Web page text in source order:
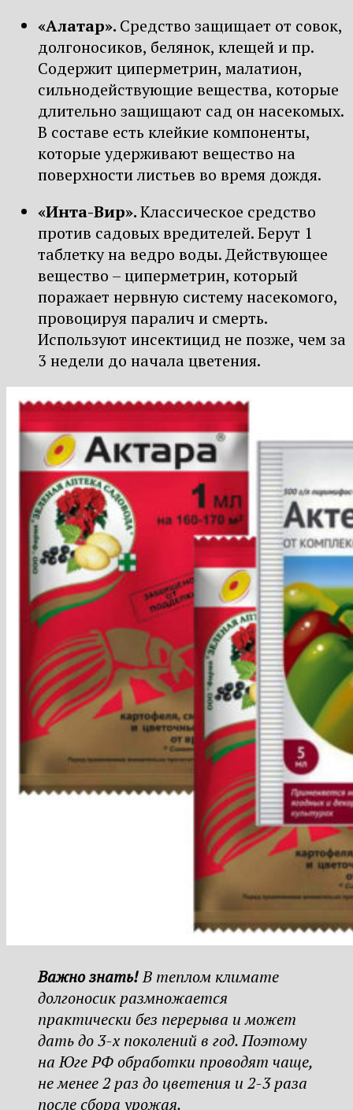
«Алатар». Средство защищает от совок,
долгоносиков, белянок, клещей и пр.
Содержит циперметрин, малатион,
сильнодействующие вещества, которые
длительно защищают сад он насекомых.
В составе есть клейкие компоненты,
которые удерживают вещество на
поверхности листьев во время дождя.
«Инта-Вир».Классическое средство
против садовых вредителей. Берут 1
таблетку на ведро воды. Действующее
вещество – циперметрин, который
поражает нервную систему насекомого,
провоцируя паралич и смерть.
Используют инсектицид не позже, чем за
3 недели до начала цветения.
Важно знать!В теплом климате
долгоносик размножается
практически без перерыва и может
дать до 3-х поколений в год. Поэтому
на Юге РФ обработки проводят чаще,
не менее 2 раз до цветения и 2-3 раза
после сбора урожая.